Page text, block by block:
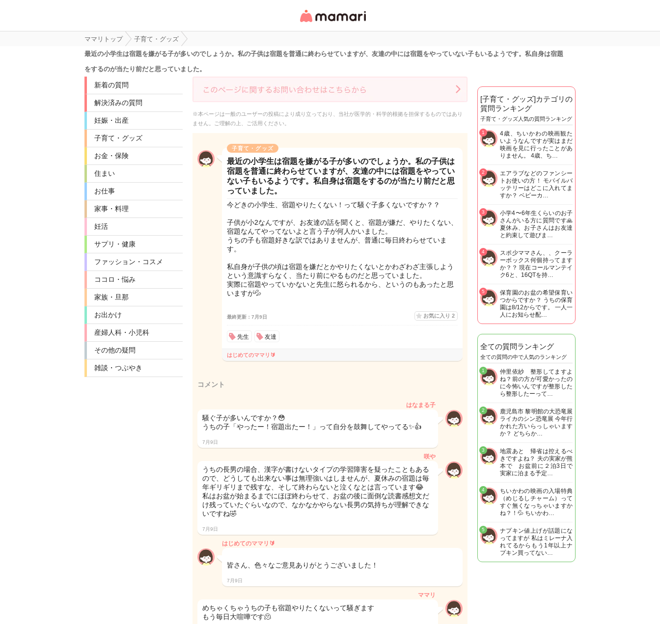
リ・情報サイト
ママリトップ
子育て・グッズ
最近の小学生は宿題を嫌がる子が多いのでしょうか。私の子供は宿題を普通に終わらせていますが、友達の中には宿題をやっていない子もいるようです。私自身は宿題
をするのが当たり前だと思っていました。
新着の質問
解決済みの質問
妊娠・出産
子育て・グッズ
お金・保険
住まい
お仕事
家事・料理
妊活
サプリ・健康
ファッション・コスメ
ココロ・悩み
家族・旦那
お出かけ
産婦人科・小児科
その他の疑問
雑談・つぶやき
※本ページは一般のユーザーの投稿により成り立っており、当社が医学的・科学的根拠を担保するものではあり
ません。ご理解の上、ご活用ください。
子育て・グッズ
最近の小学生は宿題を嫌がる子が多いのでしょうか。私の子供は
宿題を普通に終わらせていますが、友達の中には宿題をやってい
ない子もいるようです。私自身は宿題をするのが当たり前だと思
っていました。
今どきの小学生、宿題やりたくない！って騒ぐ子多くないですか？？
子供が小2なんですが、お友達の話を聞くと、宿題が嫌だ、やりたくない、
宿題なんてやってないよと言う子が何人かいました。
うちの子も宿題好きな訳ではありませんが、普通に毎日終わらせていま
す。
私自身が子供の頃は宿題を嫌だとかやりたくないとかわざわざ主張しよう
という意識すらなく、当たり前にやるものだと思っていました。
実際に宿題やっていかないと先生に怒られるから、というのもあったと思
いますが💦
最終更新：7月9日 お気に入り 2
先生 友達
はじめてのママリ🔰
コメント
はなまる子
騒ぐ子が多いんですか？😳
うちの子「やったー！宿題出たー！」って自分を鼓舞してやってる✨👍
7月9日
咲や
うちの長男の場合、漢字が書けないタイプの学習障害を疑ったこともある
ので、どうしても出来ない事は無理強いはしませんが、夏休みの宿題は毎
年ギリギリまで残すな、そして終わらないと泣くなとは言っています😂
私はお盆が始まるまでにほぼ終わらせて、お盆の後に面倒な読書感想文だ
け残っていたぐらいなので、なかなかやらない長男の気持ちが理解できな
いですね🤣
7月9日
はじめてのママリ🔰
皆さん、色々なご意見ありがとうございました！
7月9日
ママリ
めちゃくちゃうちの子も宿題やりたくないって騒ぎます
もう毎日大喧嘩です🫠
[子育て・グッズ]カテゴリの
質問ランキング
子育て・グッズ人気の質問ランキング
4歳、ちいかわの映画観た
いようなんですが実はまだ
映画を見に行ったことがあ
りません。 4歳、ち…
1
エアラブなどのファンシー
トお使いの方！ モバイルバ
ッテリーはどこに入れてま
すか？ ベビーカ…
2
小学4〜6年生くらいのお子
さんがいる方に質問です🙏
夏休み、お子さんはお友達
と約束して遊びま…
3
スポ少ママさん、、クーラ
ーボックス何個持ってます
か？？ 現在コールマンテイ
ク6と、16QTを持…
4
保育園のお盆の希望保育い
つからですか？ うちの保育
園は8/12からです。 一人一
人にお知らせ配…
5
全ての質問ランキング
全ての質問の中で人気のランキング
仲里依紗 整形してますよ
ね？前の方が可愛かったの
に今怖いんですが整形した
ら整形したーって…
1
鹿児島市 黎明館の大恐竜展
ライカのシン恐竜展 今年行
かれた方いらっしゃいます
か？ どちらか…
2
地震あと 帰省は控えるべ
きですよね？ 夫の実家が熊
本で お盆前に２泊3日で
実家に泊まる予定…
3
ちいかわの映画の入場特典
（めじるしチャーム）って
すぐ無くなっちゃいますか
ね？！💦 ちいかわ…
4
ナプキン値上げが話題にな
ってますが 私はミレーナ入
れてるからもう1年以上ナ
プキン買ってない…
5